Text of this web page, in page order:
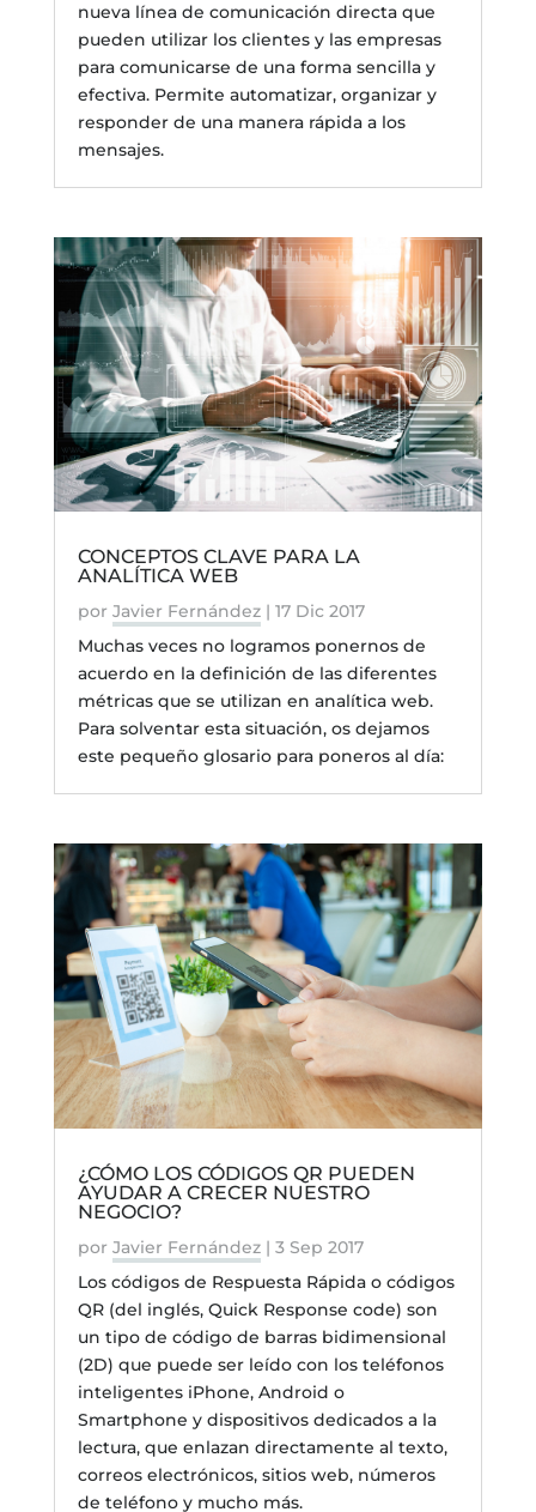
nueva línea de comunicación directa que
pueden utilizar los clientes y las empresas
para comunicarse de una forma sencilla y
efectiva. Permite automatizar, organizar y
responder de una manera rápida a los
mensajes.
CONCEPTOS CLAVE PARA LA
ANALÍTICA WEB
por Javier Fernández| 17 Dic 2017
Muchas veces no logramos ponernos de
acuerdo en la definición de las diferentes
métricas que se utilizan en analítica web.
Para solventar esta situación, os dejamos
este pequeño glosario para poneros al día:
¿CÓMO LOS CÓDIGOS QR PUEDEN
AYUDAR A CRECER NUESTRO
NEGOCIO?
por Javier Fernández| 3 Sep 2017
Los códigos de Respuesta Rápida o códigos
QR (del inglés, Quick Response code) son
un tipo de código de barras bidimensional
(2D) que puede ser leído con los teléfonos
inteligentes iPhone, Android o
Smartphone y dispositivos dedicados a la
lectura, que enlazan directamente al texto,
correos electrónicos, sitios web, números
de teléfono y mucho más.